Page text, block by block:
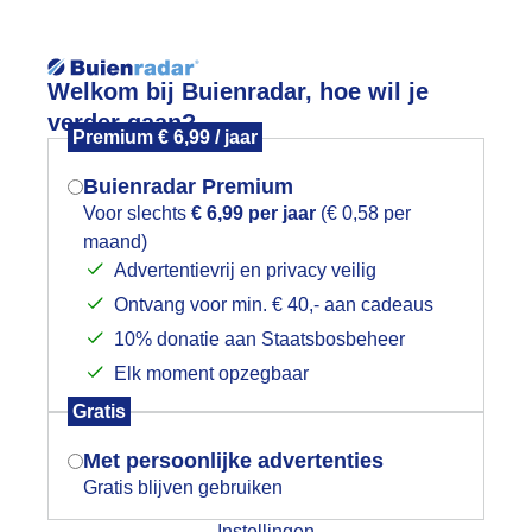
Welkom bij Buienradar, hoe wil je
verder gaan?
Premium € 6,99 / jaar
Buienradar Premium
Voor slechts € 6,99 per jaar (€ 0,58 per
maand)
Advertentievrij en privacy veilig
Ontvang voor min. € 40,- aan cadeaus
10% donatie aan Staatsbosbeheer
Elk moment opzegbaar
Gratis
Met persoonlijke advertenties
Gratis blijven gebruiken
Lees meer.
Foto en video Weerzine
Zoeken in
en zon, mooi lenteweer
Mogen we je locatie gebruiken voor
het weer?
Indien je hier nog geen akkoord op hebt
gegeven, verschijnt er zo een pop-up uit
je browser waarin deze toestemming
gevraagd wordt.